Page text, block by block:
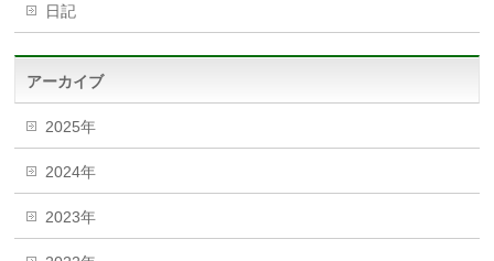
日記
アーカイブ
2025年
2024年
2023年